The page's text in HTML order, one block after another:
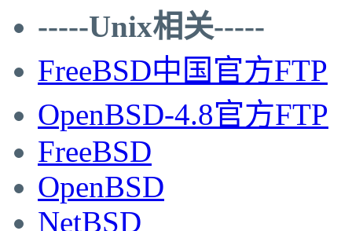
-----Unix相关-----
FreeBSD中国官方FTP
OpenBSD-4.8官方FTP
FreeBSD
OpenBSD
NetBSD